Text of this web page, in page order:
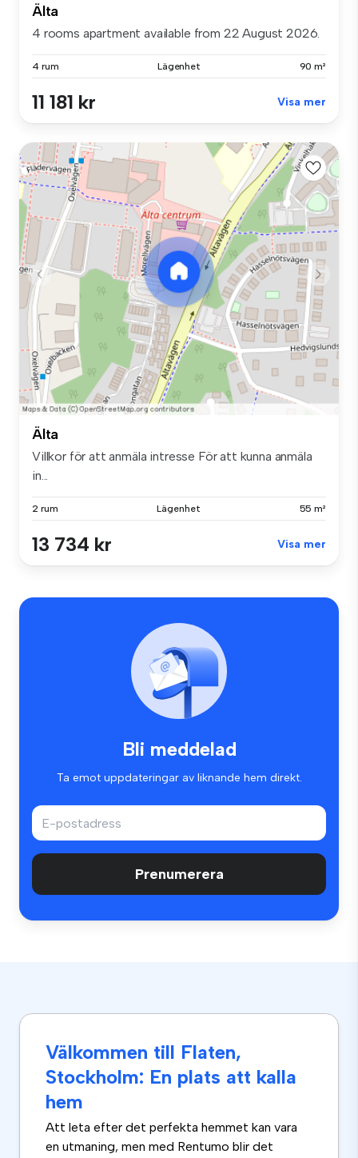
Älta
4 rooms apartment available from 22 August 2026.
4 rum Lägenhet 90 m²
11 181 kr Visa mer
Älta
Villkor för att anmäla intresse För att kunna anmäla
in...
2 rum Lägenhet 55 m²
13 734 kr Visa mer
Bli meddelad
Ta emot uppdateringar av liknande hem direkt.
Prenumerera
Välkommen till Flaten,
Stockholm: En plats att kalla
hem
Att leta efter det perfekta hemmet kan vara
en utmaning, men med Rentumo blir det